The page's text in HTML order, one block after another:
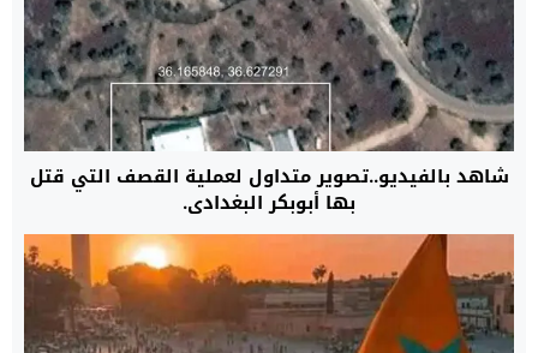
‏شاهد بالفيديو..تصوير متداول لعملية القصف التي قتل
بها ⁧‫أبوبكر البغدادي‬⁩.